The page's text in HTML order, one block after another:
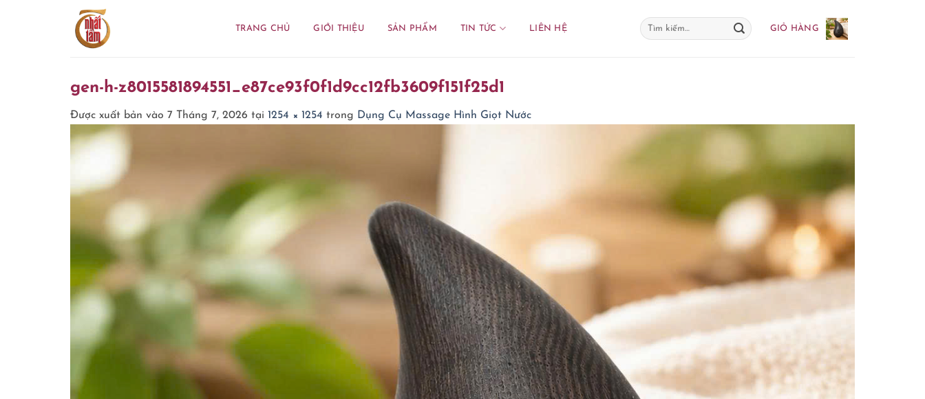
TRANG CHỦ GIỚI THIỆU SẢN PHẨM TIN TỨC LIÊN HỆ
Tìm
kiếm:
GIỎ HÀNG
gen-h-z8015581894551_e87ce93f0f1d9cc12fb3609f151f25d1
Được xuất bản vào 7 Tháng 7, 2026 tại 1254 × 1254 trong Dụng Cụ Massage Hình Giọt Nước